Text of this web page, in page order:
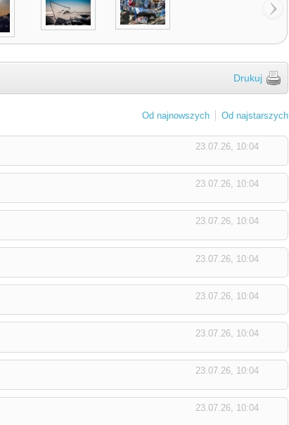
Drukuj
Od najnowszych Od najstarszych
23.07.26, 10:04
23.07.26, 10:04
23.07.26, 10:04
23.07.26, 10:04
23.07.26, 10:04
23.07.26, 10:04
23.07.26, 10:04
23.07.26, 10:04